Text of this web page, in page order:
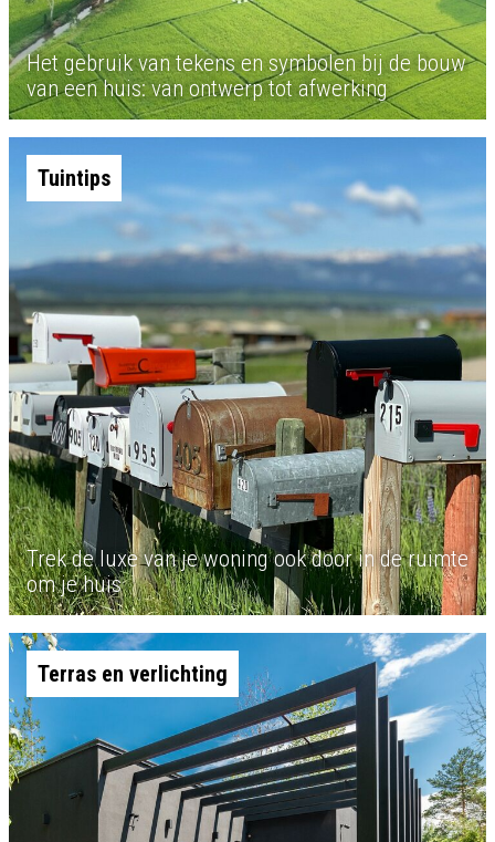
Het gebruik van tekens en symbolen bij de bouw
van een huis: van ontwerp tot afwerking
Tuintips
Trek de luxe van je woning ook door in de ruimte
om je huis
Terras en verlichting